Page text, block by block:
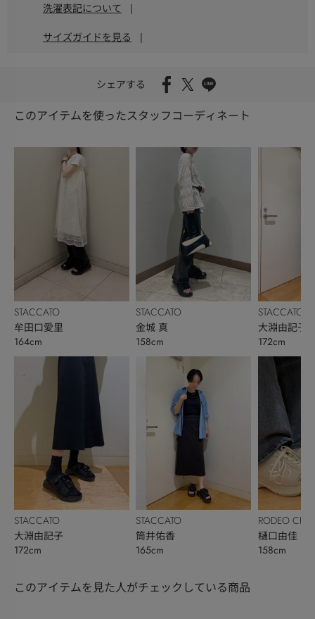
洗濯表記について |
サイズガイドを見る |
シェアする
このアイテムを使ったスタッフコーディネート
STACCATO
牟田口愛里
164cm
STACCATO
大淵由記子
172cm
STACCATO
金城 真
158cm
STACCATO
筒井佑香
165cm
STACCATO
大淵由記子
172cm
RODEO
BOWL
樋口由佳
158cm
このアイテムを見た人がチェックしている商品